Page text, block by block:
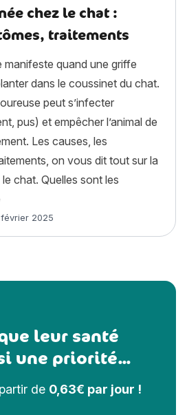
chez le chat :
traitements
manifeste quand une griffe
dans le coussinet du chat.
peut s’infecter
pus) et empêcher l’animal de
Les causes, les
on vous dit tout sur la
chat. Quelles sont les
février 2025
leur santé
une priorité...
de 0,63€ par jour !